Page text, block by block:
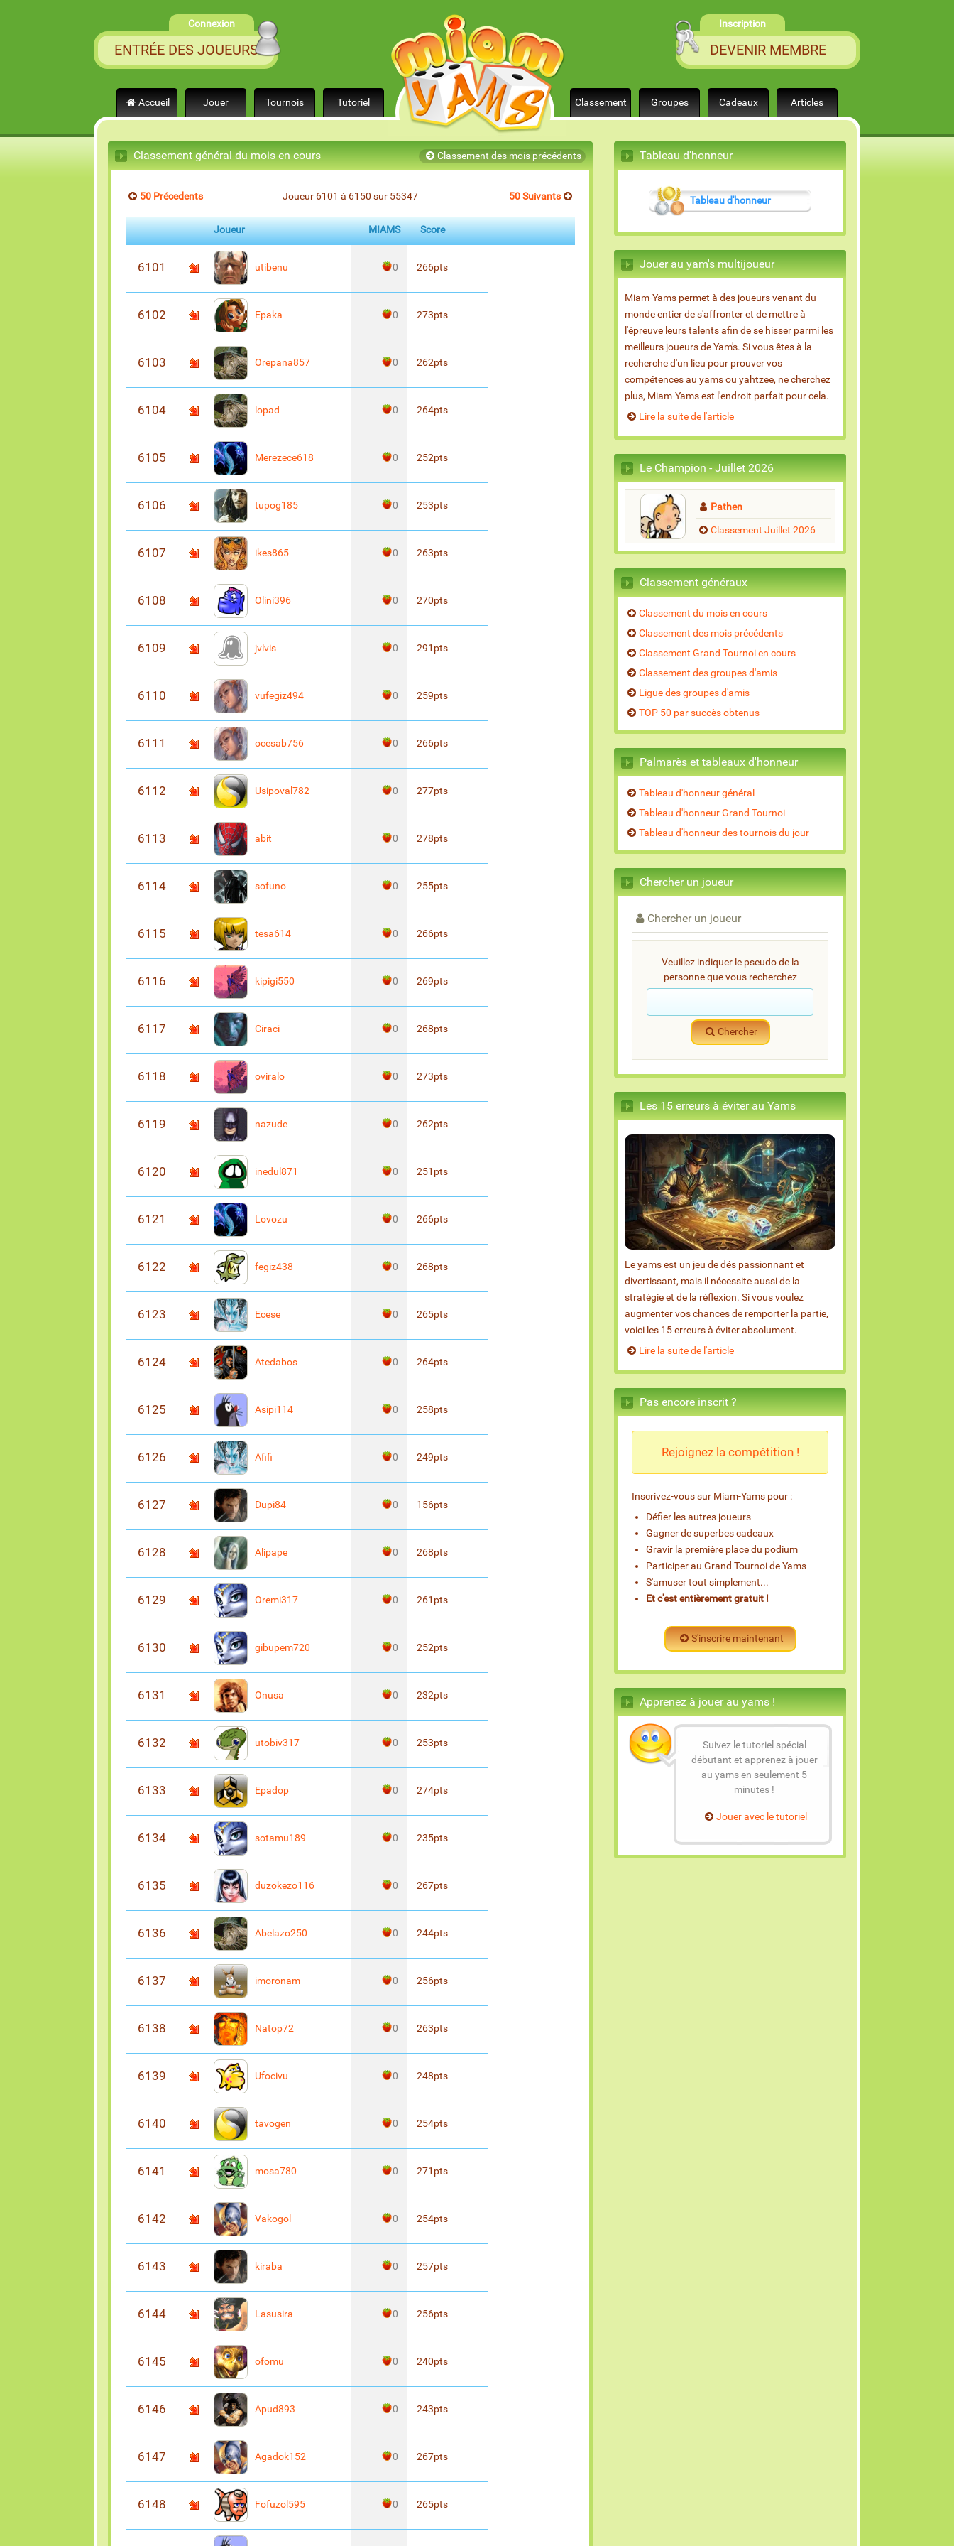
Connexion
ENTRÉE DES JOUEURS
Inscription
DEVENIR MEMBRE
Accueil Jouer Tournois Tutoriel Classement Groupes Cadeaux Articles
Classement général du mois en cours Classement des mois précédents
50 Précedents Joueur 6101 à 6150 sur 55347 50 Suivants
Joueur MIAMS Score
6101 utibenu 0 266pts
6102 Epaka 0 273pts
6103 Orepana857 0 262pts
6104 lopad 0 264pts
6105 Merezece618 0 252pts
6106 tupog185 0 253pts
6107 ikes865 0 263pts
6108 Olini396 0 270pts
6109 jvlvis 0 291 pts
6110 vufegiz494 0 259pts
6111 ocesab756 0 266pts
6112 Usipoval782 0 277pts
6113 abit 0 278pts
6114 sofuno 0 255pts
6115 tesa614 0 266pts
6116 kipigi550 0 269pts
6117 Ciraci 0 268pts
6118 oviralo 0 273pts
6119 nazude 0 262pts
6120 inedul871 0 251 pts
6121 Lovozu 0 266pts
6122 fegiz438 0 268pts
6123 Ecese 0 265pts
6124 Atedabos 0 264pts
6125 Asipi114 0 258pts
6126 Afifi 0 249pts
6127 Dupi84 0 156pts
6128 Alipape 0 268pts
6129 Oremi317 0 261 pts
6130 gibupem720 0 252pts
6131 Onusa 0 232pts
6132 utobiv317 0 253pts
6133 Epadop 0 274pts
6134 sotamu189 0 235pts
6135 duzokezo116 0 267pts
6136 Abelazo250 0 244pts
6137 imoronam 0 256pts
6138 Natop72 0 263pts
6139 Ufocivu 0 248pts
6140 tavogen 0 254pts
6141 mosa780 0 271 pts
6142 Vakogol 0 254pts
6143 kiraba 0 257pts
6144 Lasusira 0 256pts
6145 ofomu 0 240pts
6146 Apud893 0 243pts
6147 Agadok152 0 267pts
6148 Fofuzol595 0 265pts
Tableau d'honneur
Tableau d'honneur
Jouer au yam's multijoueur
Miam-Yams permet à des joueurs venant du
monde entier de s'affronter et de mettre à
l'épreuve leurs talents afin de se hisser parmi les
meilleurs joueurs de Yam's. Si vous êtes à la
recherche d'un lieu pour prouver vos
compétences au yams ou yahtzee, ne cherchez
plus, Miam-Yams est l'endroit parfait pour cela.
Lire la suite de l'article
Le Champion - Juillet 2026
Pathen
Classement Juillet 2026
Classement généraux
Classement du mois en cours
Classement des mois précédents
Classement Grand Tournoi en cours
Classement des groupes d'amis
Ligue des groupes d'amis
TOP 50 par succès obtenus
Palmarès et tableaux d'honneur
Tableau d'honneur général
Tableau d'honneur Grand Tournoi
Tableau d'honneur des tournois du jour
Chercher un joueur
Chercher un joueur
Veuillez indiquer le pseudo de la
personne que vous recherchez
Chercher
Les 15 erreurs à éviter au Yams
Le yams est un jeu de dés passionnant et
divertissant, mais il nécessite aussi de la
stratégie et de la réflexion. Si vous voulez
augmenter vos chances de remporter la partie,
voici les 15 erreurs à éviter absolument.
Lire la suite de l'article
Pas encore inscrit ?
Rejoignez la compétition !
Inscrivez-vous sur Miam-Yams pour :
Défier les autres joueurs
Gagner de superbes cadeaux
Gravir la première place du podium
Participer au Grand Tournoi de Yams
S'amuser tout simplement...
Et c'est entièrement gratuit !
S'inscrire maintenant
Apprenez à jouer au yams !
Suivez le tutoriel spécial
débutant et apprenez à jouer
au yams en seulement 5
minutes !
Jouer avec le tutoriel